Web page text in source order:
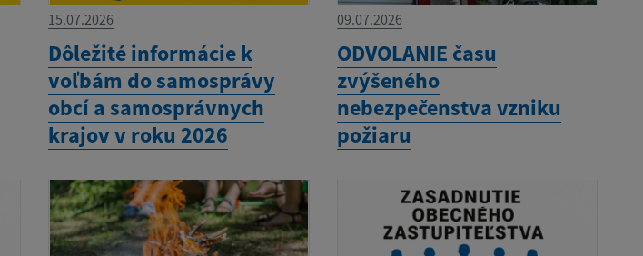
15.07.2026
Dôležité informácie k
voľbám do samosprávy
obcí a samosprávnych
krajov v roku 2026
09.07.2026
ODVOLANIE času
zvýšeného
nebezpečenstva vzniku
požiaru